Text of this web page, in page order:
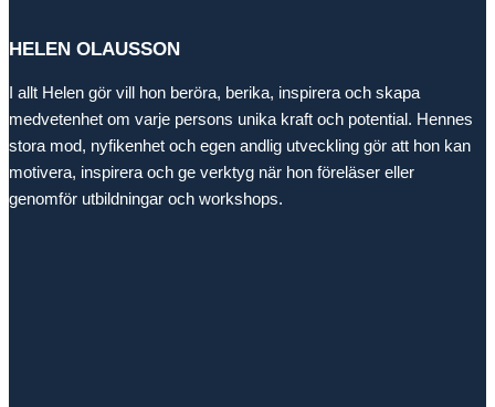
HELEN OLAUSSON
I allt Helen gör vill hon beröra, berika, inspirera och skapa
medvetenhet om varje persons unika kraft och potential. Hennes
stora mod, nyfikenhet och egen andlig utveckling gör att hon kan
motivera, inspirera och ge verktyg när hon föreläser eller
genomför utbildningar och workshops.